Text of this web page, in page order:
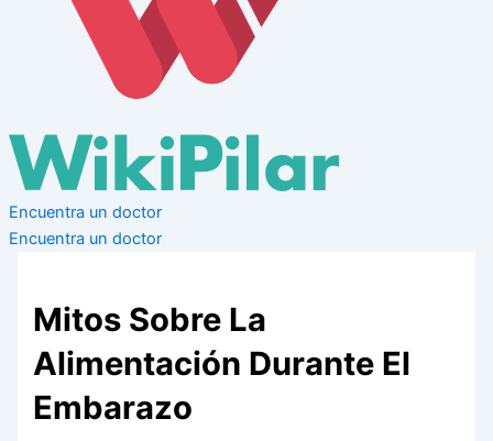
Encuentra un doctor
Encuentra un doctor
Mitos Sobre La
Alimentación Durante El
Embarazo